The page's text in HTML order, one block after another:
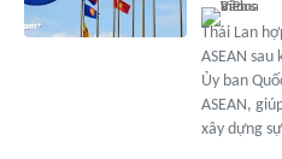
Thái Lan
ASEAN
Ủy ban
ASEAN,
xây dựng